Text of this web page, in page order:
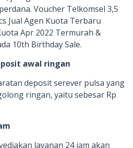
Voucher Telkomsel 3,5
Jual Agen Kuota Terbaru
Apr 2022 Termurah &
10th Birthday Sale.
awal ringan
deposit serever pulsa yang
ringan, yaitu sebesar Rp
layanan 24 jam akan